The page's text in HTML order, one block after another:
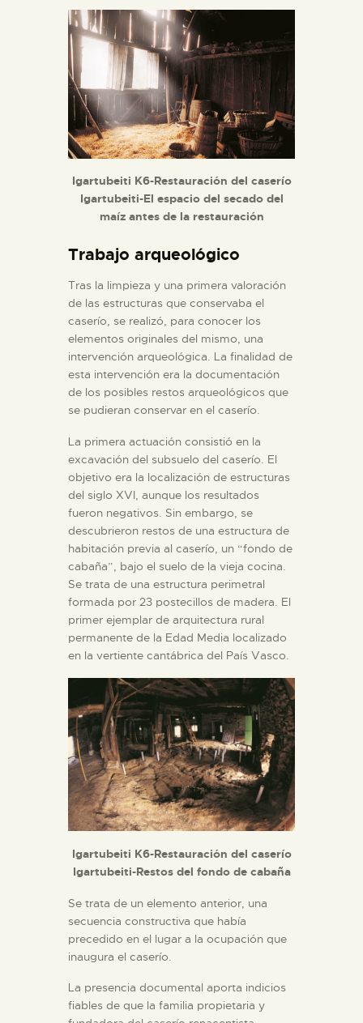
Igartubeiti K6-Restauración del caserío
Igartubeiti-El espacio del secado del
maíz antes de la restauración
Trabajo arqueológico
Tras la limpieza y una primera valoración
de las estructuras que conservaba el
caserío, se realizó, para conocer los
elementos originales del mismo, una
intervención arqueológica. La finalidad de
esta intervención era la documentación
de los posibles restos arqueológicos que
se pudieran conservar en el caserío.
La primera actuación consistió en la
excavación del subsuelo del caserío. El
objetivo era la localización de estructuras
del siglo XVI, aunque los resultados
fueron negativos. Sin embargo, se
descubrieron restos de una estructura de
habitación previa al caserío, un “fondo de
cabaña”, bajo el suelo de la vieja cocina.
Se trata de una estructura perimetral
formada por 23 postecillos de madera. El
primer ejemplar de arquitectura rural
permanente de la Edad Media localizado
en la vertiente cantábrica del País Vasco.
Igartubeiti K6-Restauración del caserío
Igartubeiti-Restos del fondo de cabaña
Se trata de un elemento anterior, una
secuencia constructiva que había
precedido en el lugar a la ocupación que
inaugura el caserío.
La presencia documental aporta indicios
fiables de que la familia propietaria y